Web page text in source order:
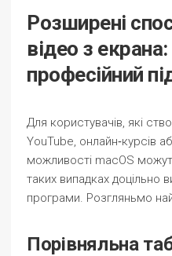
Розширені
відео з
професійний
Для користувачів, які
YouTube, онлайн‑курсів
можливості macOS
таких випадках доцільно
програми. Розгляньмо
Порівняльна